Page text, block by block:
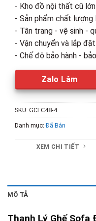
- Kho đồ nội thất cũ lớn
- Sản phẩm chất
- Tân trang - vệ sinh -
- Vận chuyển và lắp
- Chế độ bảo hành -
Zalo Lâm
SKU: GCFC48-4
Danh mục:Đã Bán
XEM CHI TIẾT
MÔ TẢ
Thanh Lý Ghế Sofa